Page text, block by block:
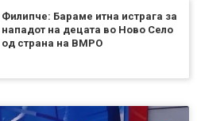
Филипче: Бараме итна истрага за
нападот на децата во Ново Село
од страна на ВМРО